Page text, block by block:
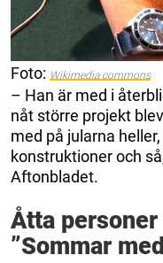
Foto: Wikimedia commons
– Han är med i
nåt större projekt
med på jularna
konstruktioner och
Aftonbladet.
Åtta
”Sommar